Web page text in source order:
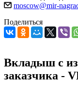
moscow@mir-
Поделиться
Вкладыш с
заказчика -